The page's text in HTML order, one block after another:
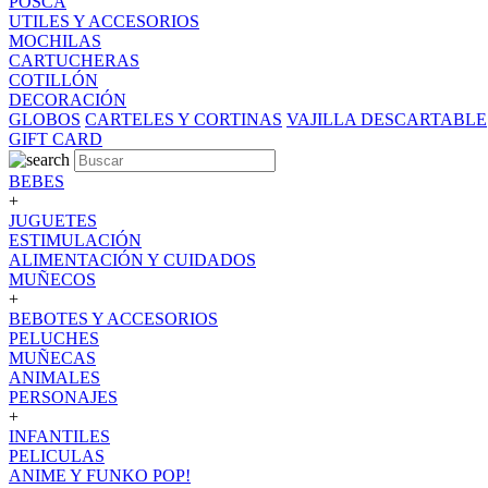
UTILES Y ACCESORIOS
MOCHILAS
CARTUCHERAS
COTILLÓN
DECORACIÓN
GLOBOS CARTELES Y CORTINAS VAJILLA DESCARTABLE
GIFT CARD
BEBES
+
JUGUETES
ESTIMULACIÓN
ALIMENTACIÓN Y CUIDADOS
MUÑECOS
+
BEBOTES Y ACCESORIOS
PELUCHES
MUÑECAS
ANIMALES
PERSONAJES
+
INFANTILES
PELICULAS
ANIME Y FUNKO POP!